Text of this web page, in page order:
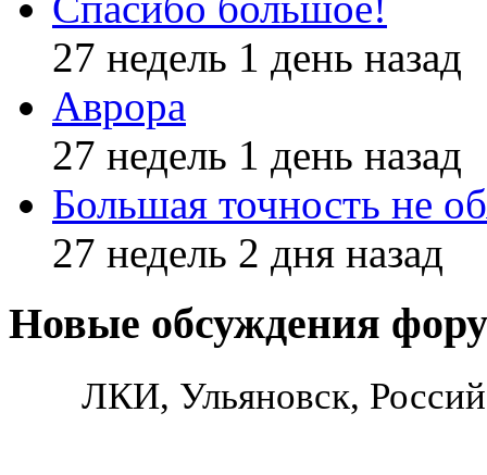
27 недель 1 день назад
Аврора
27 недель 1 день назад
Большая точность не
27 недель 2 дня назад
Новые обсуждения
ЛКИ, Ульяновск,